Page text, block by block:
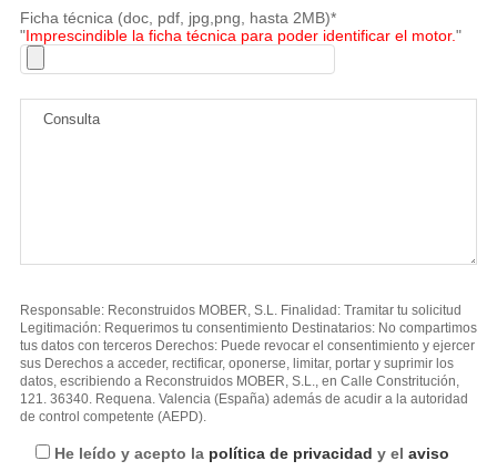
Ficha técnica (doc, pdf, jpg,png, hasta 2MB)*
"Imprescindible la ficha técnica para poder identificar el motor."
Responsable: Reconstruidos MOBER, S.L. Finalidad: Tramitar tu solicitud
Legitimación: Requerimos tu consentimiento Destinatarios: No compartimos
tus datos con terceros Derechos: Puede revocar el consentimiento y ejercer
sus Derechos a acceder, rectificar, oponerse, limitar, portar y suprimir los
datos, escribiendo a Reconstruidos MOBER, S.L., en Calle Constritución,
121. 36340. Requena. Valencia (España) además de acudir a la autoridad
de control competente (AEPD).
He leído y acepto la política de privacidad y el aviso